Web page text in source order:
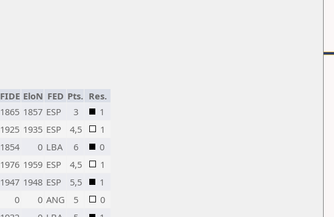
FIDE EloN FED Pts. Res.
1865 1857 ESP 3
1
1925 1935 ESP 4,5
1
1854 0 LBA 6
0
1976 1959 ESP 4,5
1
1947 1948 ESP 5,5
1
0 0 ANG 5
0